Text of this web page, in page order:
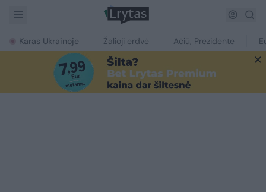
Karas Ukrainoje Žalioji erdvė Ačiū, Prezidente